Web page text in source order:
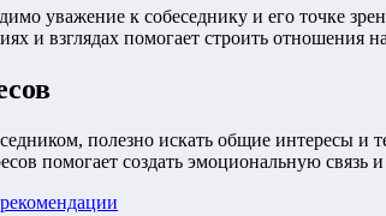
уважение к собеседнику и его точке
и взглядах помогает строить отношения
полезно искать общие интересы
помогает создать эмоциональную связь